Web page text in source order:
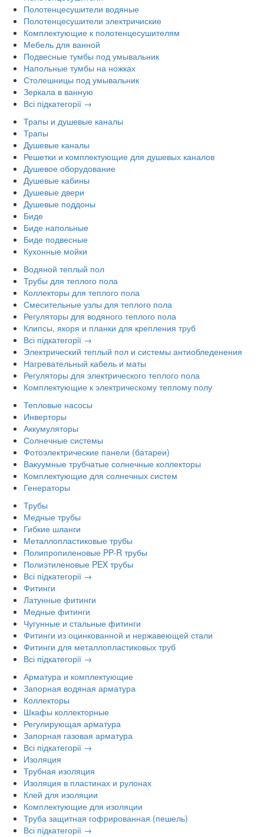
Полотенцесушители водяные
Полотенцесушители электричиские
Комплектующие к полотенцесушителям
Мебель для ванной
Подвесные тумбы под умывальник
Напольные тумбы на ножках
Столешницы под умывальник
Зеркала в ванную
Всі підкатегорії →
Трапы и душевые каналы
Трапы
Душевые каналы
Решетки и комплектующие для душевых каналов
Душевое оборудование
Душевые кабины
Душевые двери
Душевые поддоны
Биде
Биде напольные
Биде подвесные
Кухонные мойки
Водяной теплый пол
Трубы для теплого пола
Коллекторы для теплого пола
Смесительные узлы для теплого пола
Регуляторы для водяного теплого пола
Клипсы, якоря и планки для крепления труб
Всі підкатегорії →
Электрический теплый пол и системы антиобледенения
Нагревательный кабель и маты
Регуляторы для электрического теплого пола
Комплектующие к электрическому теплому полу
Тепловые насосы
Инверторы
Аккумуляторы
Солнечные системы
Фотоэлектрические панели (батареи)
Вакуумные трубчатые солнечные коллекторы
Комплектующие для солнечных систем
Генераторы
Трубы
Медные трубы
Гибкие шланги
Металлопластиковые трубы
Полипропиленовые PP-R трубы
Полиэтиленовые PEX трубы
Всі підкатегорії →
Фитинги
Латунные фитинги
Медные фитинги
Чугунные и стальные фитинги
Фитинги из оцинкованной и нержавеющей стали
Фитинги для металлопластиковых труб
Всі підкатегорії →
Арматура и комплектующие
Запорная водяная арматура
Коллекторы
Шкафы коллекторные
Регулирующая арматура
Запорная газовая арматура
Всі підкатегорії →
Изоляция
Трубная изоляция
Изоляция в пластинах и рулонах
Клей для изоляции
Комплектующие для изоляции
Труба защитная гофрированная (пешель)
Всі підкатегорії →